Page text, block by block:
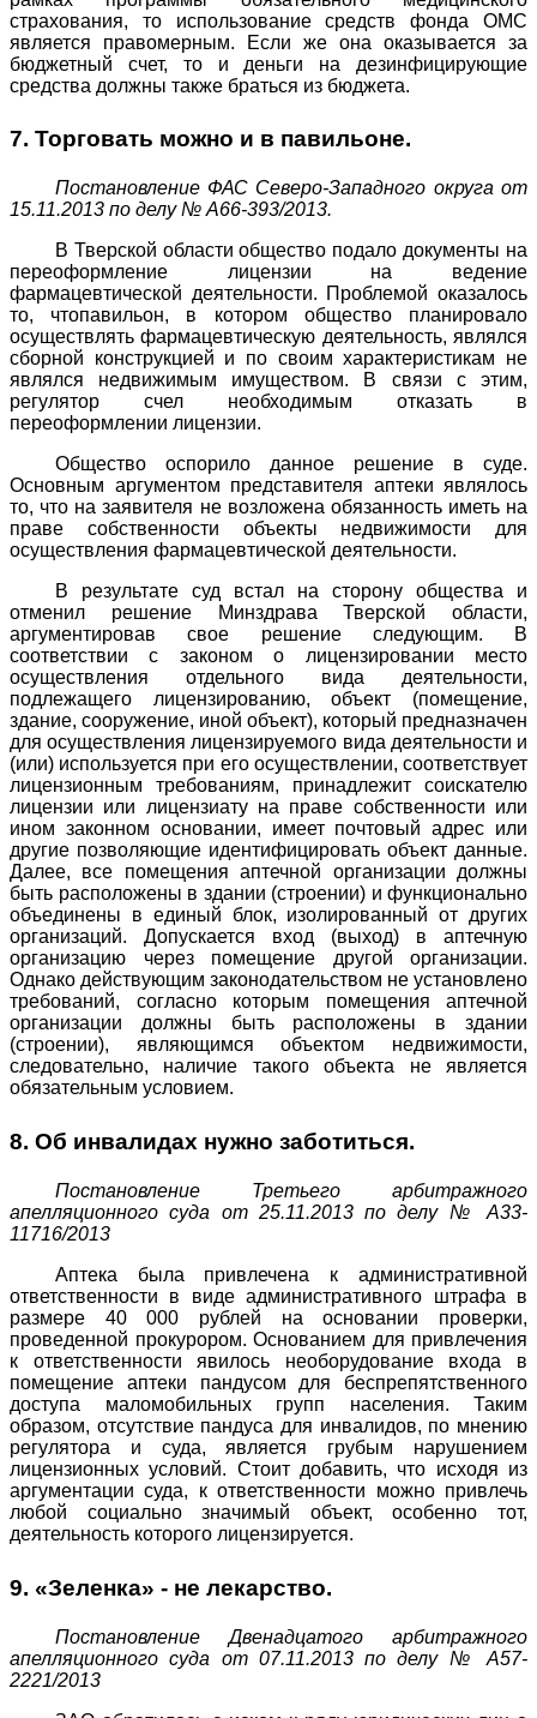
страхования, то использование средств фонда ОМС
является правомерным. Если же она оказывается за
бюджетный счет, то и деньги на дезинфицирующие
средства должны также браться из бюджета.
7. Торговать можно и в павильоне.
Постановление ФАС Северо-Западного округа от
15.11.2013 по делу № А66-393/2013.
В Тверской области общество подало документы на
переоформление лицензии на ведение
фармацевтической деятельности. Проблемой оказалось
то, чтопавильон, в котором общество планировало
осуществлять фармацевтическую деятельность, являлся
сборной конструкцией и по своим характеристикам не
являлся недвижимым имуществом. В связи с этим,
регулятор счел необходимым отказать в
переоформлении лицензии.
Общество оспорило данное решение в суде.
Основным аргументом представителя аптеки являлось
то, что на заявителя не возложена обязанность иметь на
праве собственности объекты недвижимости для
осуществления фармацевтической деятельности.
В результате суд встал на сторону общества и
отменил решение Минздрава Тверской области,
аргументировав свое решение следующим. В
соответствии с законом о лицензировании место
осуществления отдельного вида деятельности,
подлежащего лицензированию, объект (помещение,
здание, сооружение, иной объект), который предназначен
для осуществления лицензируемого вида деятельности и
(или) используется при его осуществлении, соответствует
лицензионным требованиям, принадлежит соискателю
лицензии или лицензиату на праве собственности или
ином законном основании, имеет почтовый адрес или
другие позволяющие идентифицировать объект данные.
Далее, все помещения аптечной организации должны
быть расположены в здании (строении) и функционально
объединены в единый блок, изолированный от других
организаций. Допускается вход (выход) в аптечную
организацию через помещение другой организации.
Однако действующим законодательством не установлено
требований, согласно которым помещения аптечной
организации должны быть расположены в здании
(строении), являющимся объектом недвижимости,
следовательно, наличие такого объекта не является
обязательным условием.
8. Об инвалидах нужно заботиться.
Постановление Третьего арбитражного
апелляционного суда от 25.11.2013 по делу № А33-
11716/2013
Аптека была привлечена к административной
ответственности в виде административного штрафа в
размере 40 000 рублей на основании проверки,
проведенной прокурором. Основанием для привлечения
к ответственности явилось необорудование входа в
помещение аптеки пандусом для беспрепятственного
доступа маломобильных групп населения. Таким
образом, отсутствие пандуса для инвалидов, по мнению
регулятора и суда, является грубым нарушением
лицензионных условий. Стоит добавить, что исходя из
аргументации суда, к ответственности можно привлечь
любой социально значимый объект, особенно тот,
деятельность которого лицензируется.
9. «Зеленка» - не лекарство.
Постановление Двенадцатого арбитражного
апелляционного суда от 07.11.2013 по делу № А57-
2221/2013